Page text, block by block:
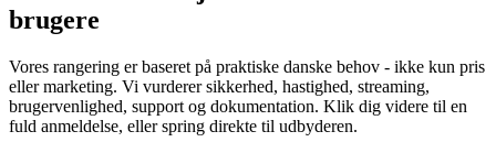
brugere
Vores rangering er baseret på praktiske danske behov - ikke kun pris
eller marketing. Vi vurderer sikkerhed, hastighed, streaming,
brugervenlighed, support og dokumentation. Klik dig videre til en
fuld anmeldelse, eller spring direkte til udbyderen.